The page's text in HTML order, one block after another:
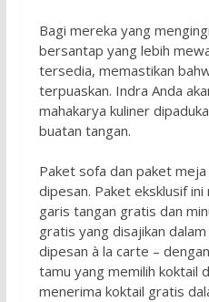
Bagi mereka yang
bersantap yang lebih
tersedia, memastikan
terpuaskan. Indra Anda
mahakarya kuliner
buatan tangan.
Paket sofa dan paket
dipesan. Paket eksklusif ini
garis tangan gratis dan
gratis yang disajikan
dipesan à la carte –
tamu yang memilih koktail
menerima koktail gratis